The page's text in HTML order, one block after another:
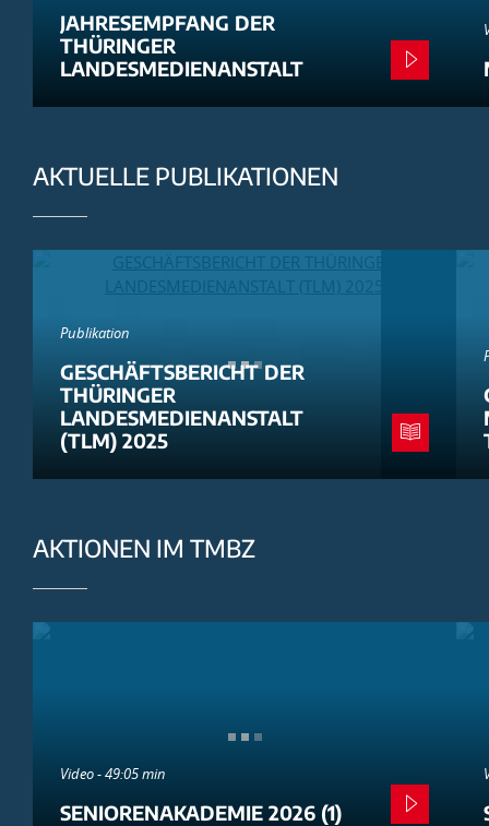
JAHRESEMPFANG DER
THÜRINGER
LANDESMEDIENANSTALT
AKTUELLE PUBLIKATIONEN
Publikation
GESCHÄFTSBERICHT DER
THÜRINGER
LANDESMEDIENANSTALT
(TLM) 2025
AKTIONEN IM TMBZ
Video - 49:05 min
SENIORENAKADEMIE 2026 (1)